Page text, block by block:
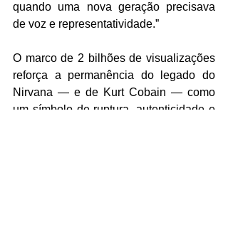
quando uma nova geração precisava
de voz e representatividade.”
O marco de 2 bilhões de visualizações
reforça a permanência do legado do
Nirvana — e de Kurt Cobain — como
um símbolo de ruptura, autenticidade e